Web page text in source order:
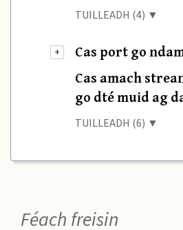
TUILLEADH (4) ▼
+
Cas port go
Cas amach
go dté muid ag
TUILLEADH (6) ▼
Féach freisin